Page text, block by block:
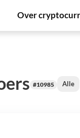
Over
#10985 Alle